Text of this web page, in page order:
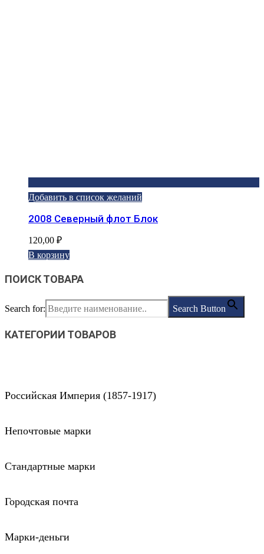
Добавить в список желаний
2008 Северный флот Блок
120,00 ₽
В корзину
ПОИСК ТОВАРА
Search for: Search Button
КАТЕГОРИИ ТОВАРОВ
Российская Империя (1857-1917)
Непочтовые марки
Стандартные марки
Городская почта
Марки-деньги